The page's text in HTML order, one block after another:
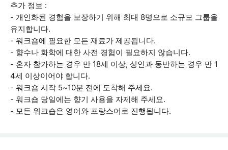
추가 정보 :
- 개인화된 경험을 보장하기 위해 최대 8명으로 소규모 그룹을
유지합니다.
- 워크숍에 필요한 모든 재료가 제공됩니다.
- 향수나 화학에 대한 사전 경험이 필요하지 않습니다.
- 혼자 참가하는 경우 만 18세 이상, 성인과 동반하는 경우 만 1
4세 이상이어야 합니다.
- 워크숍 시작 5~10분 전에 도착해 주세요.
- 워크숍 당일에는 향기 사용을 자제해 주세요.
- 모든 워크숍은 영어와 프랑스어로 진행됩니다.